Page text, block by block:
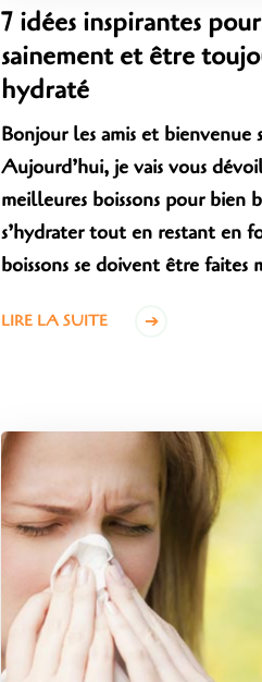
7 idées inspirantes
sainement et être
hydraté
Bonjour les amis et bienvenue
Aujourd’hui, je vais vous
meilleures boissons pour bien
s’hydrater tout en restant en
boissons se doivent être faites
LIRE LA SUITE